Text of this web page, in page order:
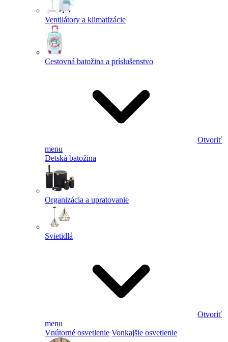
Ventilátory a klimatizácie
Cestovná batožina a príslušenstvo
Otvoriť
menu
Detská batožina
Organizácia a upratovanie
Svietidlá
Otvoriť
menu
Vnútorné osvetlenie Vonkajšie osvetlenie